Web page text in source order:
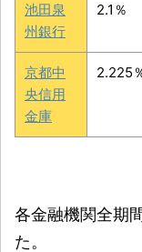
池田泉
州銀行
2.1％
京都中
央信用
金庫
2.225
各金融機関全期
た。